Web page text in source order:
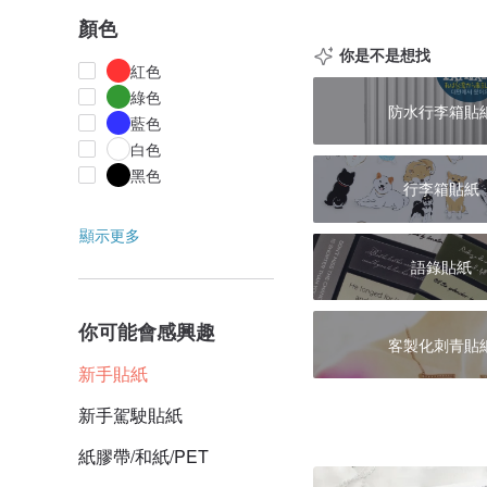
顏色
紅色
綠色
藍色
白色
黑色
顯示更多
你可能會感興趣
新手貼紙
新手駕駛貼紙
紙膠帶/和紙/PET
你是不是想找
防水行李箱貼
行李箱貼紙
語錄貼紙
客製化刺青貼